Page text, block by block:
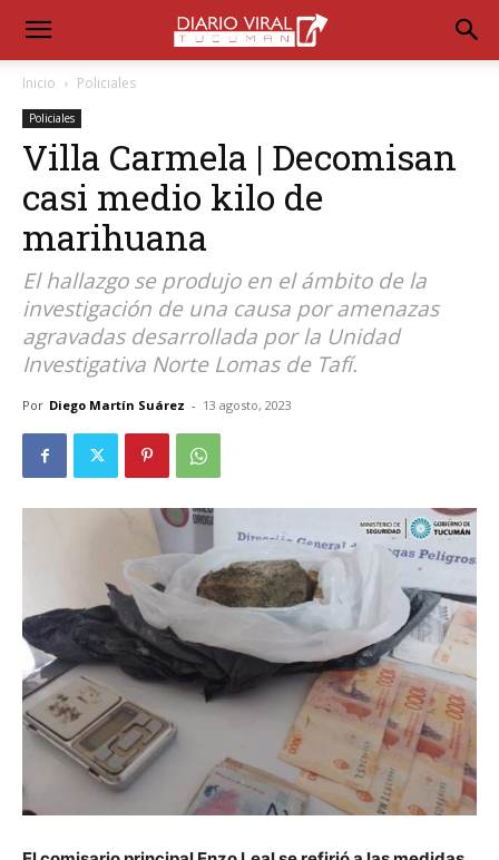
Inicio Policiales
Policiales
Villa Carmela | Decomisan
casi medio kilo de
marihuana
El hallazgo se produjo en el ámbito de la
investigación de una causa por amenazas
agravadas desarrollada por la Unidad
Investigativa Norte Lomas de Tafí.
Por Diego Martín Suárez - 13 agosto, 2023